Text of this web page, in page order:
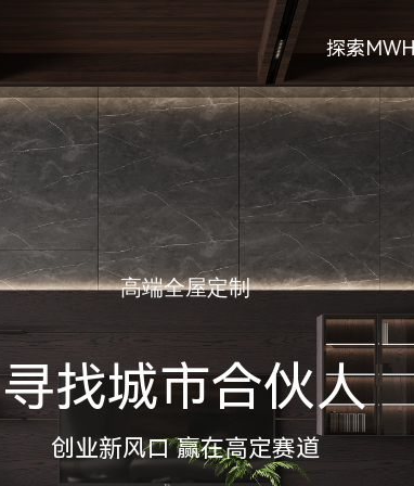
探索MWH
高端全屋定制
寻找城市合伙人
创业新风口 赢在高定赛道